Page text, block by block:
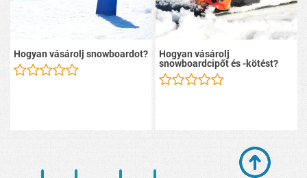
Hogyan vásárolj snowboardot? Hogyan vásárolj
snowboardcipőt és -kötést?